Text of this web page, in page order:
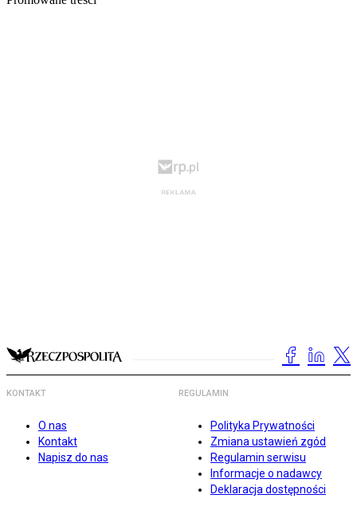
KONTAKT
O nas
Kontakt
Napisz do nas
REGULAMIN
Polityka Prywatności
Zmiana ustawień zgód
Regulamin serwisu
Informacje o nadawcy
Deklaracja dostępności